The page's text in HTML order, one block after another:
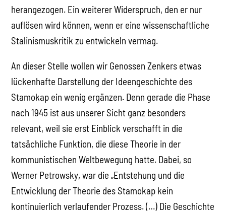
herangezogen. Ein weiterer Widerspruch, den er nur
auflösen wird können, wenn er eine wissenschaftliche
Stalinismuskritik zu entwickeln vermag.
An dieser Stelle wollen wir Genossen Zenkers etwas
lückenhafte Darstellung der Ideengeschichte des
Stamokap ein wenig ergänzen. Denn gerade die Phase
nach 1945 ist aus unserer Sicht ganz besonders
relevant, weil sie erst Einblick verschafft in die
tatsächliche Funktion, die diese Theorie in der
kommunistischen Weltbewegung hatte. Dabei, so
Werner Petrowsky, war die „Entstehung und die
Entwicklung der Theorie des Stamokap kein
kontinuierlich verlaufender Prozess. (…) Die Geschichte